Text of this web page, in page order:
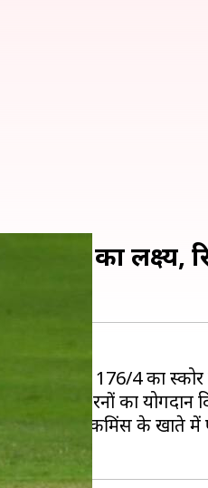
177 रनों का
खेलते हुए 176/4 का स्कोर
में 55* रनों का योगदान
जैम्पा और पैट कमिंस के